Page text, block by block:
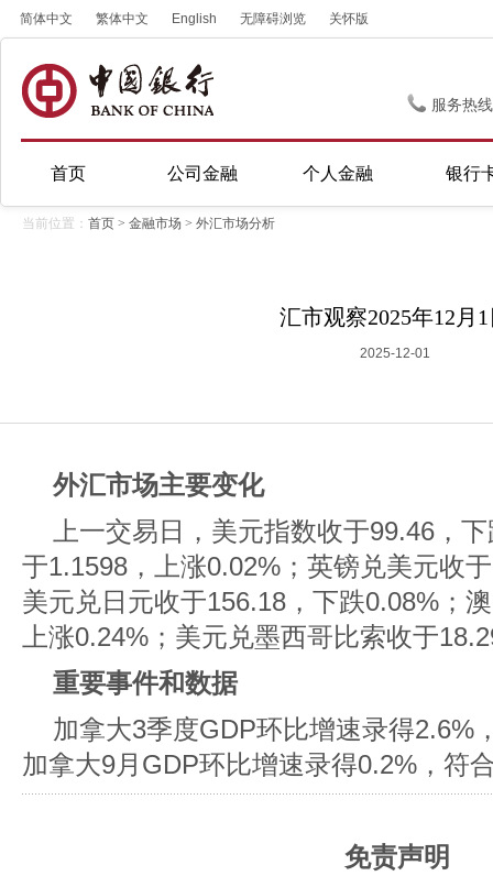
简体中文 繁体中文 English 无障碍浏览 关怀版
服务热
首页 公司金融 个人金融 银行
当前位置： 首页 > 金融市场 > 外汇市场分析
汇市观察2025年12月
2025-12-01
外汇市场主要变化
上一交易日，美元指数收于99.46，
于1.1598，上涨0.02%；英镑兑美元收
美元兑日元收于156.18，下跌0.08%；
上涨0.24%；美元兑墨西哥比索收于
重要事件和数据
加拿大3季度GDP环比增速录得2.6%
加拿大9月GDP环比增速录得0.2%，符
免责声明